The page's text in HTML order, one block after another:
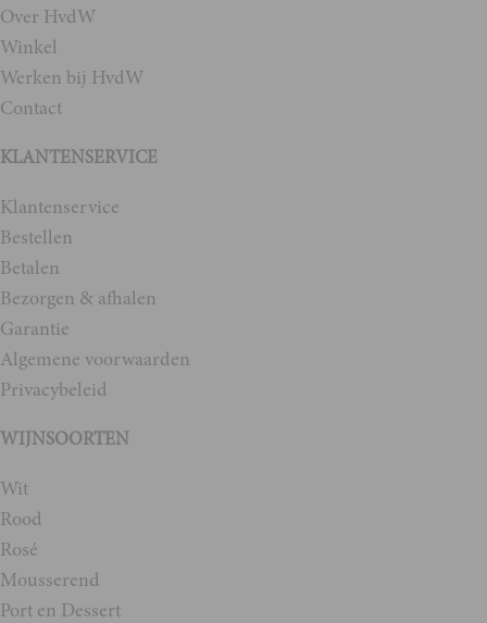
Over HvdW
Winkel
Werken bij HvdW
Contact
KLANTENSERVICE
Klantenservice
Bestellen
Betalen
Bezorgen & afhalen
Garantie
Algemene voorwaarden
Privacybeleid
WIJNSOORTEN
Wit
Rood
Rosé
Mousserend
Port en Dessert